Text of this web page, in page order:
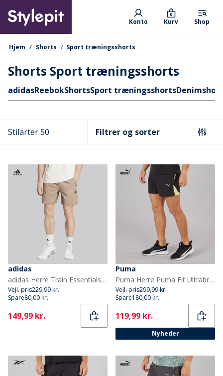
main
content
Primary departments
Konto Kurv
0
Shop
navigationssti
Hjem Shorts Sport træningsshorts
Shorts Sport træningsshorts
Hurtige links
adidasReebokShortsSport træningsshorts
Stilarter 50 Filtrer og sorter
adidas
adidas Herre Train Essentials Vævede Træningsshorts Chalky Brown/Sort
Vejl. pris229,99 kr.
Spare80,00 kr.
Current
149,99 kr.
Puma
Puma Herre Puma Fit Ultrabreathe Stretch 5 Tommer Marmor Træningsshorts Sort/Gul
Vejl. pris299,99 kr.
Spare180,00 kr.
Current
119,99 kr.
Nyheder